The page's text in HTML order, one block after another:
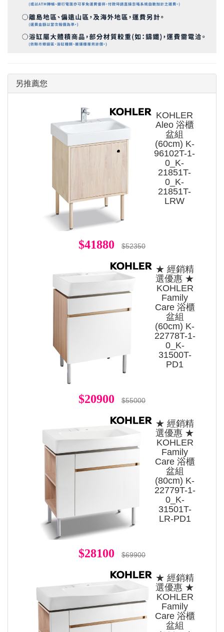
另推薦您
KOHLER
Aleo 浴櫃
盆組
(60cm) K-
96102T-1-
0_K-
21851T-
0_K-
21851T-
LRW
$41880 $52350
★ 經銷精
選優惠 ★
KOHLER
Family
Care 浴櫃
盆組
(60cm) K-
22778T-1-
0_K-
31500T-
PD1
$20900 $55000
★ 經銷精
選優惠 ★
KOHLER
Family
Care 浴櫃
盆組
(80cm) K-
22779T-1-
0_K-
31501T-
LR-PD1
$28100 $69900
★ 經銷精
選優惠 ★
KOHLER
Family
Care 浴櫃
盆組